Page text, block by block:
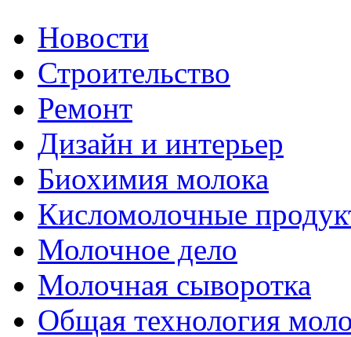
Новости
Строительство
Ремонт
Дизайн и интерьер
Биохимия молока
Кисломолочные
Молочное дело
Молочная сыворотка
Общая технология